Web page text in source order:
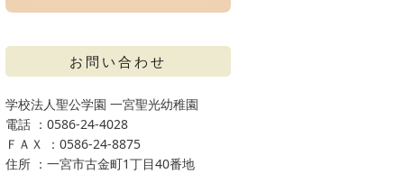
お問い合わせ
学校法人聖公学園 一宮聖光幼稚園
電話 ：0586-24-4028
ＦＡＸ ：0586-24-8875
住所 ：一宮市古金町1丁目40番地